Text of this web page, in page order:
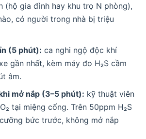
(hộ gia đình hay khu trọ N phòng),
có người trong nhà bị triệu
(5 phút): ca nghi ngộ độc khí
gần nhất, kèm máy đo H₂S cầm
âm.
mở nắp (3–5 phút): kỹ thuật viên
tại miệng cống. Trên 50ppm H₂S
bức trước, không mở nắp